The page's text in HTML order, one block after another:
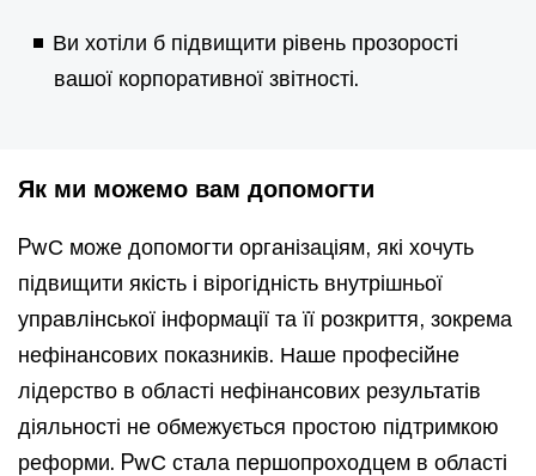
Ви хотіли б підвищити рівень прозорості
вашої корпоративної звітності.
Як ми можемо вам допомогти
PwС може допомогти організаціям, які хочуть
підвищити якість і вірогідність внутрішньої
управлінської інформації та її розкриття, зокрема
нефінансових показників. Наше професійне
лідерство в області нефінансових результатів
діяльності не обмежується простою підтримкою
реформи. PwС стала першопроходцем в області